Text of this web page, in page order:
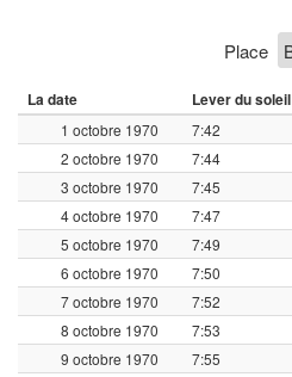
Place
La date Lever du soleil
1 octobre 1970 7:42
2 octobre 1970
7:44
3 octobre 1970
7:45
4 octobre 1970
7:47
5 octobre 1970
7:49
6 octobre 1970
7:50
7 octobre 1970
7:52
8 octobre 1970
7:53
9 octobre 1970
7:55